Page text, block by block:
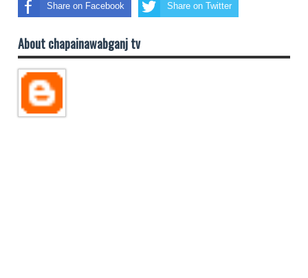
Share on Facebook Share on Twitter
About chapainawabganj tv